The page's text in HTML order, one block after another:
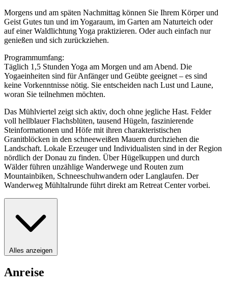
Morgens und am späten Nachmittag können Sie Ihrem Körper und
Geist Gutes tun und im Yogaraum, im Garten am Naturteich oder
auf einer Waldlichtung Yoga praktizieren. Oder auch einfach nur
genießen und sich zurückziehen.
Programmumfang:
Täglich 1,5 Stunden Yoga am Morgen und am Abend. Die
Yogaeinheiten sind für Anfänger und Geübte geeignet – es sind
keine Vorkenntnisse nötig. Sie entscheiden nach Lust und Laune,
woran Sie teilnehmen möchten.
Das Mühlviertel zeigt sich aktiv, doch ohne jegliche Hast. Felder
voll hellblauer Flachsblüten, tausend Hügeln, faszinierende
Steinformationen und Höfe mit ihren charakteristischen
Granitblöcken in den schneeweißen Mauern durchziehen die
Landschaft. Lokale Erzeuger und Individualisten sind in der Region
nördlich der Donau zu finden. Über Hügelkuppen und durch
Wälder führen unzählige Wanderwege und Routen zum
Mountainbiken, Schneeschuhwandern oder Langlaufen. Der
Wanderweg Mühltalrunde führt direkt am Retreat Center vorbei.
Alles anzeigen
Anreise